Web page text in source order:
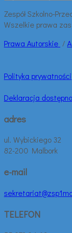
Zespół Szkolno-
Wszelkie prawa
Prawa Autorskie /
Polityka prywatności
Deklaracja
adres
ul. Wybickiego 32
82-200 Malbork
e-mail
TELEFON